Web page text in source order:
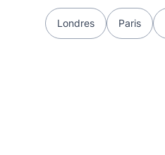
Londres Paris